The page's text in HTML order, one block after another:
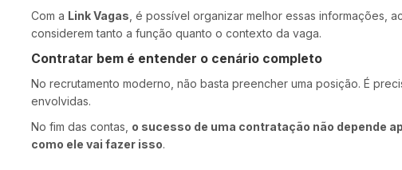
Com a Link Vagas , é possível organizar melhor essas informações,
considerem tanto a função quanto o contexto da vaga.
Contratar bem é entender o cenário completo
No recrutamento moderno, não basta preencher uma posição. É
envolvidas.
No fim das contas, o sucesso de uma contratação não depende
como ele vai fazer isso.